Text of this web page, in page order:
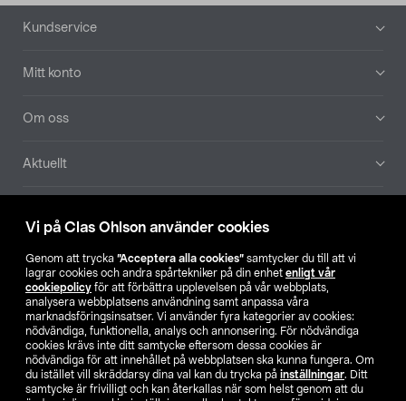
Vi på Clas Ohlson använder cookies
Genom att trycka ”Acceptera alla cookies” samtycker du till att vi
lagrar cookies och andra spårtekniker på din enhet enligt vår
cookiepolicy för att förbättra upplevelsen på vår webbplats,
analysera webbplatsens användning samt anpassa våra
marknadsföringsinsatser. Vi använder fyra kategorier av cookies:
nödvändiga, funktionella, analys och annonsering. För nödvändiga
cookies krävs inte ditt samtycke eftersom dessa cookies är
nödvändiga för att innehållet på webbplatsen ska kunna fungera. Om
du istället vill skräddarsy dina val kan du trycka på inställningar. Ditt
samtycke är frivilligt och kan återkallas när som helst genom att du
Sidfot
Kundservice
Mitt konto
Om oss
Aktuellt
Hitta butik
SE NO FI